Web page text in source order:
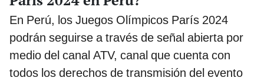
En Perú, los Juegos Olímpicos París 2024
podrán seguirse a través de señal abierta por
medio del canal ATV, canal que cuenta con
todos los derechos de transmisión del evento